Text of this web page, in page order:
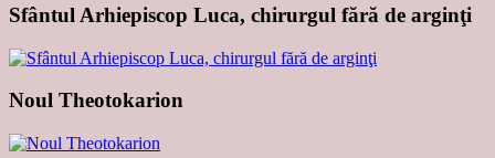
Sfântul Arhiepiscop Luca, chirurgul fără de arginţi
Noul Theotokarion